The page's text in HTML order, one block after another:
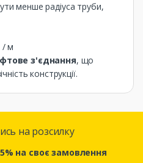
менше радіуса труби,
/ м
з'єднання, що
конструкції.
на розсилку
5% на своє замовлення